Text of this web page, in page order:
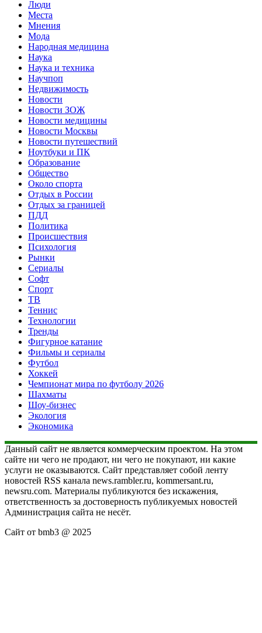
Люди
Места
Мнения
Мода
Народная медицина
Наука
Наука и техника
Научпоп
Недвижимость
Новости
Новости ЗОЖ
Новости медицины
Новости Москвы
Новости путешествий
Ноутбуки и ПК
Образование
Общество
Около спорта
Отдых в России
Отдых за границей
ПДД
Политика
Происшествия
Психология
Рынки
Сериалы
Софт
Спорт
ТВ
Теннис
Технологии
Тренды
Фигурное катание
Фильмы и сериалы
Футбол
Хоккей
Чемпионат мира по футболу 2026
Шахматы
Шоу-бизнес
Экология
Экономика
Данный сайт не является коммерческим проектом. На этом
сайте ни чего не продают, ни чего не покупают, ни какие
услуги не оказываются. Сайт представляет собой ленту
новостей RSS канала news.rambler.ru, kommersant.ru,
newsru.com. Материалы публикуются без искажения,
ответственность за достоверность публикуемых новостей
Администрация сайта не несёт.
Сайт от bmb3 @ 2025